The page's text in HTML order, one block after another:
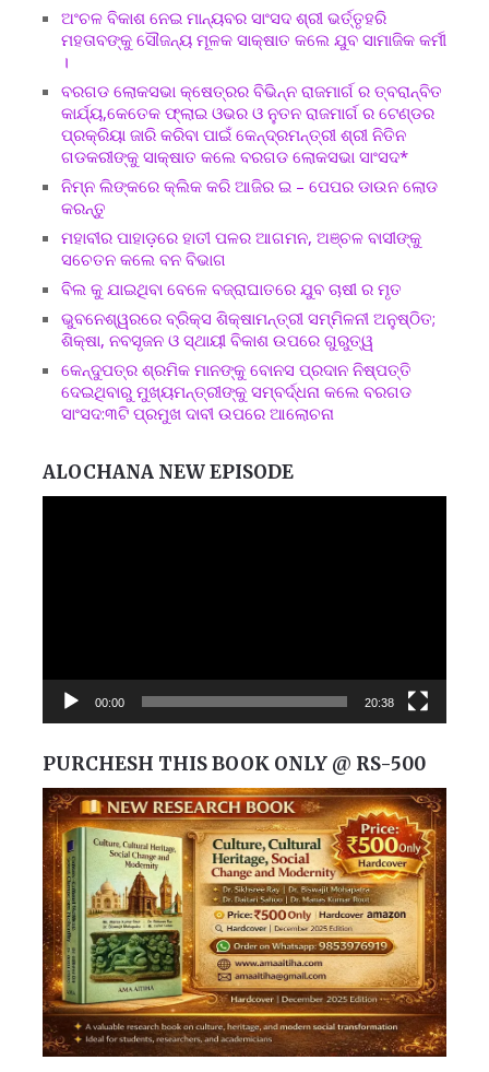
ଅଂଚଳ ବିକାଶ ନେଇ ମାନ୍ୟବର ସାଂସଦ ଶ୍ରୀ ଭର୍ତ୍ତୃହରି
ମହତାବଙ୍କୁ ସୌଜନ୍ୟ ମୂଳକ ସାକ୍ଷାତ କଲେ ଯୁବ ସାମାଜିକ କର୍ମୀ
।
ବରଗଡ ଲୋକସଭା କ୍ଷେତ୍ରର ବିଭିନ୍ନ ରାଜମାର୍ଗ ର ତ୍ବରାନ୍ବିତ
କାର୍ଯ୍ୟ,କେତେକ ଫ୍ଲାଇ ଓଭର ଓ ନୁତନ ରାଜମାର୍ଗ ର ଟେଣ୍ଡର
ପ୍ରକ୍ରିୟା ଜାରି କରିବା ପାଇଁ କେନ୍ଦ୍ରମନ୍ତ୍ରୀ ଶ୍ରୀ ନିତିନ
ଗଡକରୀଙ୍କୁ ସାକ୍ଷାତ କଲେ ବରଗଡ ଲୋକସଭା ସାଂସଦ*
ନିମ୍ନ ଲିଙ୍କରେ କ୍ଲିକ କରି ଆଜିର ଇ – ପେପର ଡାଉନ ଲୋଡ
କରନ୍ତୁ
ମହାବୀର ପାହାଡ଼ରେ ହାତୀ ପଳର ଆଗମନ, ଅଞ୍ଚଳ ବାସୀଙ୍କୁ
ସଚେତନ କଲେ ବନ ବିଭାଗ
ବିଲ କୁ ଯାଇଥିବା ବେଳେ ବଜ୍ରାଘାତରେ ଯୁବ ଚାଷୀ ର ମୃତ
ଭୁବନେଶ୍ୱରରେ ବ୍ରିକ୍ସ ଶିକ୍ଷାମନ୍ତ୍ରୀ ସମ୍ମିଳନୀ ଅନୁଷ୍ଠିତ;
ଶିକ୍ଷା, ନବସୃଜନ ଓ ସ୍ଥାୟୀ ବିକାଶ ଉପରେ ଗୁରୁତ୍ୱ
କେନ୍ଦୁପତ୍ର ଶ୍ରମିକ ମାନଙ୍କୁ ବୋନସ ପ୍ରଦାନ ନିଷ୍ପତ୍ତି
ଦେଇଥିବାରୁ ମୁଖ୍ୟମନ୍ତ୍ରୀଙ୍କୁ ସମ୍ବର୍ଦ୍ଧନା କଲେ ବରଗଡ
ସାଂସଦ:୩ଟି ପ୍ରମୁଖ ଦାବୀ ଉପରେ ଆଲୋଚନା
ALOCHANA NEW EPISODE
00:00 20:38
PURCHESH THIS BOOK ONLY @ RS-500